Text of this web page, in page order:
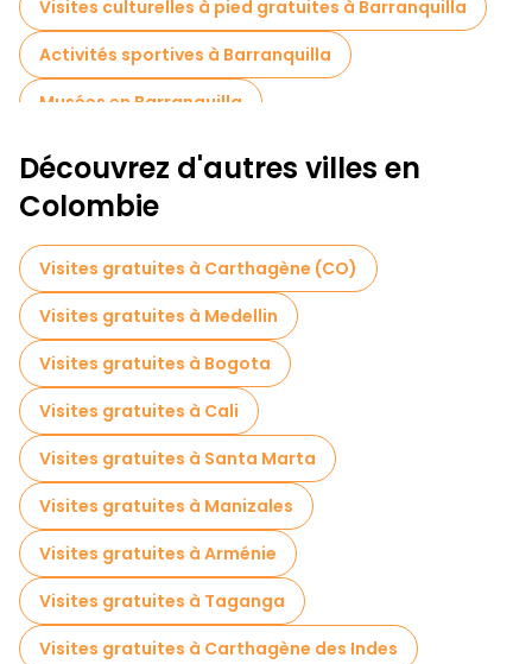
Visites culturelles à pied gratuites à Barranquilla
Activités sportives à Barranquilla
Musées en Barranquilla
Excursions d'une journée gratuites à Barranquilla
Tours à vélo à Barranquilla
Découvrez d'autres villes en
Colombie
Visites gratuites à Carthagène (CO)
Visites gratuites à Medellin
Visites gratuites à Bogota
Visites gratuites à Cali
Visites gratuites à Santa Marta
Visites gratuites à Manizales
Visites gratuites à Arménie
Visites gratuites à Taganga
Visites gratuites à Carthagène des Indes